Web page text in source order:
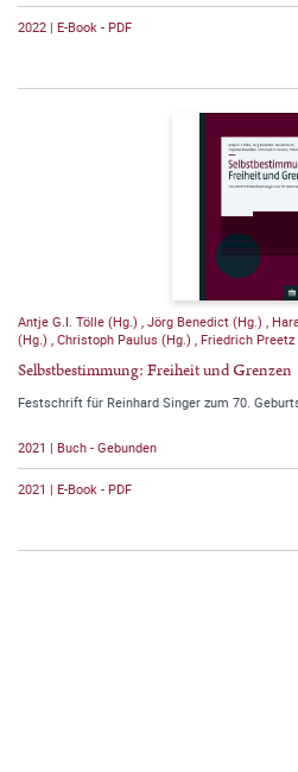
2022 | E-Book - PDF
Antje G.I. Tölle (Hg.) Jörg Benedict (Hg.)
(Hg.) Christoph Paulus (Hg.) Friedrich Preetz
Selbstbestimmung: Freiheit und Grenzen
Festschrift für Reinhard Singer zum 70.
2021 | Buch - Gebunden
2021 | E-Book - PDF